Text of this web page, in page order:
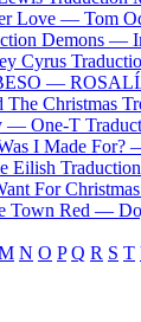
Love — Tom
Demons —
Cyrus
—
The Christmas
— One-T
I Made For?
Eilish
For
Town Red —
N O P Q R S T